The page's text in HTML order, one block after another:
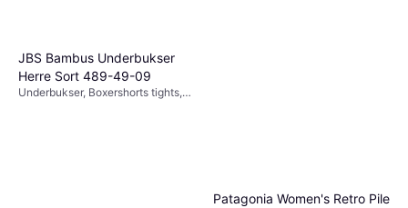
JBS Bambus Underbukser
Herre Sort 489-49-09
Underbukser, Boxershorts tights,
Patagonia Women's Retro Pile
træffe en mere informeret beslutning.